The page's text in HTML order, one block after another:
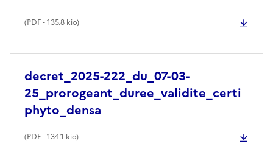
(PDF- 135.8 kio)
decret_2025-222_du_07-03-
25_prorogeant_duree_validite_certi
phyto_densa
(PDF- 134.1 kio)